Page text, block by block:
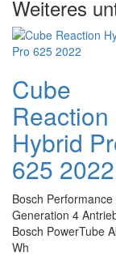
Weiteres
Cube
Reaction
Hybrid
625 2022
Bosch
Generation 4
Bosch PowerTube
Wh